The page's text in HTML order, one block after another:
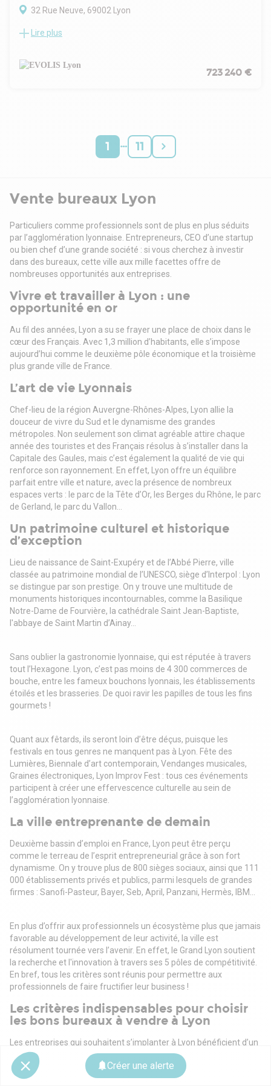
Créer une alerte
profession libérale à la recherche de bureaux à l'achat dans
32 Rue Neuve, 69002 Lyon
EVOLIS vous propose des bureaux en duplex entièrement
Une vaste verrière en toiture apporte une très belle lumière
naturelle.
- petit balcon
- ascenseur
Bus Mairie du 1Er (Ligne C13, Ligne C18), Jardin des Plantes
(Ligne S6, Ligne S12)
Métro Hôtel de Ville (Métros A et C)
SNCF Lyon-St-Paul (Gare SNCF)
Location possible : nous consulter
Lire plus
723 240 €
1 … 11
Vente bureaux Lyon
Particuliers comme professionnels sont de plus en plus séduits
par l’agglomération lyonnaise. Entrepreneurs, CEO d’une startup
ou bien chef d’une grande société : si vous cherchez à investir
dans des bureaux, cette ville aux mille facettes offre de
nombreuses opportunités aux entreprises.
Vivre et travailler à Lyon : une
opportunité en or
Au fil des années, Lyon a su se frayer une place de choix dans le
cœur des Français. Avec 1,3 million d’habitants, elle s’impose
aujourd’hui comme le deuxième pôle économique et la troisième
plus grande ville de France.
L’art de vie Lyonnais
Chef-lieu de la région Auvergne-Rhônes-Alpes, Lyon allie la
douceur de vivre du Sud et le dynamisme des grandes
métropoles. Non seulement son climat agréable attire chaque
année des touristes et des Français résolus à s’installer dans la
Capitale des Gaules, mais c’est également la qualité de vie qui
renforce son rayonnement. En effet, Lyon offre un équilibre
parfait entre ville et nature, avec la présence de nombreux
espaces verts : le parc de la Tête d’Or, les Berges du Rhône, le parc
de Gerland, le parc du Vallon…
Un patrimoine culturel et historique
d’exception
Lieu de naissance de Saint-Exupéry et de l’Abbé Pierre, ville
classée au patrimoine mondial de l’UNESCO, siège d’Interpol : Lyon
se distingue par son prestige. On y trouve une multitude de
monuments historiques incontournables, comme la Basilique
Notre-Dame de Fourvière, la cathédrale Saint Jean-Baptiste,
l'abbaye de Saint Martin d’Ainay…
Sans oublier la gastronomie lyonnaise, qui est réputée à travers
tout l’Hexagone. Lyon, c’est pas moins de 4 300 commerces de
bouche, entre les fameux bouchons lyonnais, les établissements
étoilés et les brasseries. De quoi ravir les papilles de tous les fins
gourmets !
Quant aux fêtards, ils seront loin d’être déçus, puisque les
festivals en tous genres ne manquent pas à Lyon. Fête des
Lumières, Biennale d’art contemporain, Vendanges musicales,
Graines électroniques, Lyon Improv Fest : tous ces événements
participent à créer une effervescence culturelle au sein de
l’agglomération lyonnaise.
La ville entreprenante de demain
Deuxième bassin d’emploi en France, Lyon peut être perçu
comme le terreau de l’esprit entrepreneurial grâce à son fort
dynamisme. On y trouve plus de 800 sièges sociaux, ainsi que 111
000 établissements privés et publics, parmi lesquels de grandes
firmes : Sanofi-Pasteur, Bayer, Seb, April, Panzani, Hermès, IBM…
En plus d’offrir aux professionnels un écosystème plus que jamais
favorable au développement de leur activité, la ville est
résolument tournée vers l’avenir. En effet, le Grand Lyon soutient
la recherche et l'innovation à travers ses 5 pôles de compétitivité.
En bref, tous les critères sont réunis pour permettre aux
professionnels de faire fructifier leur business !
Les critères indispensables pour choisir
les bons bureaux à vendre à Lyon
Les entreprises qui souhaitent s’implanter à Lyon bénéficient d’un
large choix, le parc immobilier étant particulièrement riche et varié
au sein de l’agglomération. Face à cette offre pléthorique, il vaut
mieux cibler ses attentes pour ne pas se perdre dans ses